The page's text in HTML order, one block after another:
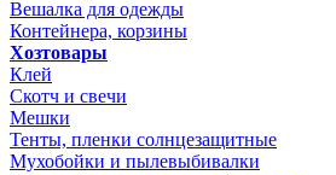
Вешалка для одежды
Контейнера, корзины
Хозтовары
Клей
Скотч и свечи
Мешки
Тенты, пленки солнцезащитные
Мухобойки и пылевыбивалки